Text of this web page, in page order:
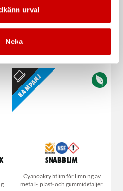
urval
Neka
Smalt utförande
Kampanj
Snabblim
Cyanoakrylatlim för limning av
metall-, plast- och gummidetaljer.